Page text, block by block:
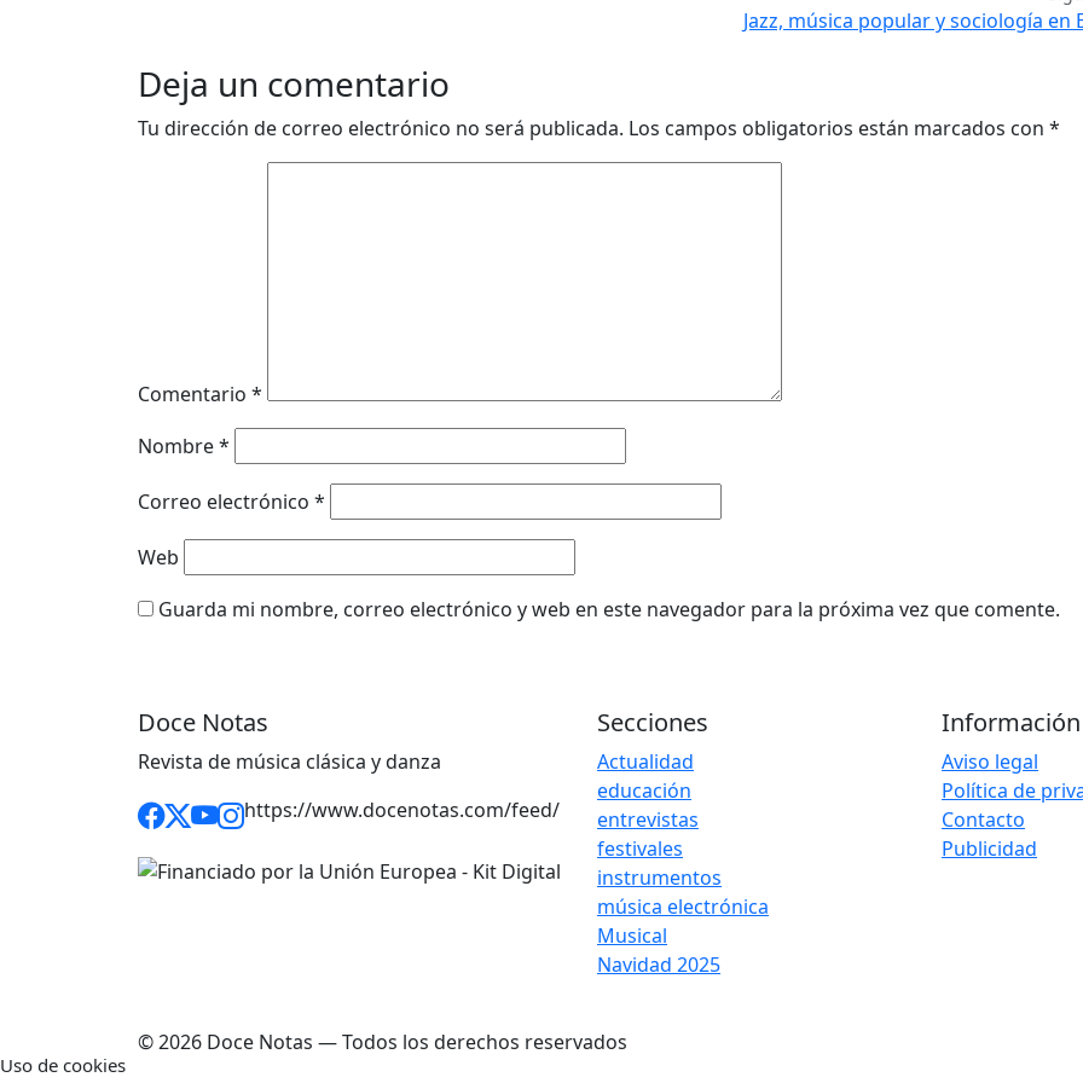
Jazz, música popular y sociología en
Deja un comentario
Tu dirección de correo electrónico no será publicada. Los campos obligatorios están marcados con *
Comentario *
Nombre*
Correo electrónico *
Web
Guarda mi nombre, correo electrónico y web en este navegador para la próxima vez que comente.
Doce Notas
Revista de música clásica y danza
https://www.docenotas.com/feed/
Secciones
Actualidad
educación
entrevistas
festivales
instrumentos
música electrónica
Musical
Navidad 2025
Información
Aviso legal
Política de
Contacto
Publicidad
© 2026 Doce Notas — Todos los derechos reservados
Uso de cookies